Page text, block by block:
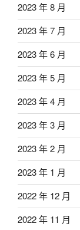
2023 年 8 月
2023 年 7 月
2023 年 6 月
2023 年 5 月
2023 年 4 月
2023 年 3 月
2023 年 2 月
2023 年 1 月
2022 年 12 月
2022 年 11 月